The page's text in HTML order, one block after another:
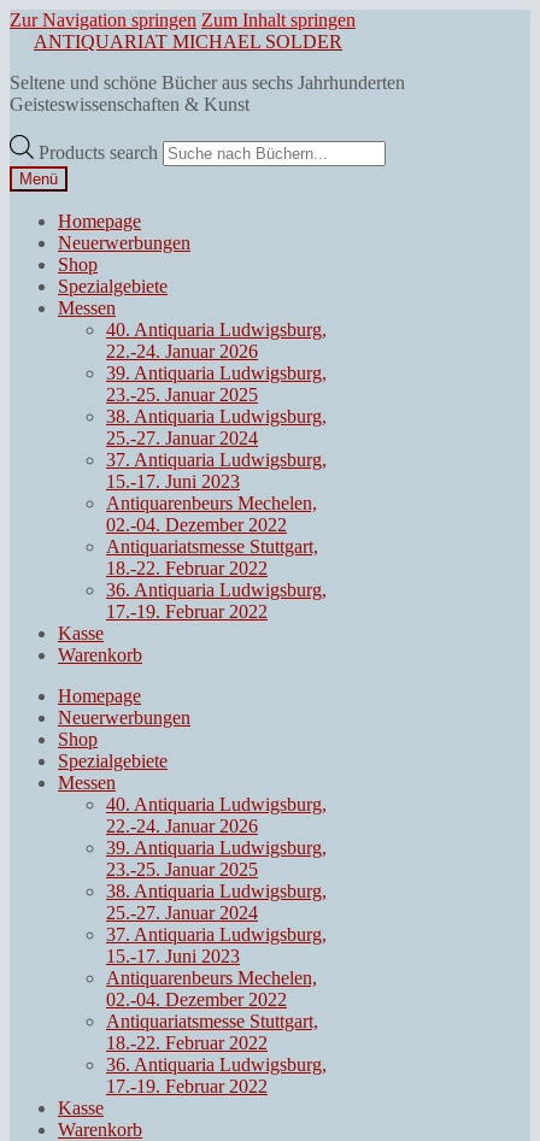
Zur Navigation springen Zum Inhalt springen
ANTIQUARIAT MICHAEL SOLDER
Seltene und schöne Bücher aus sechs Jahrhunderten
Geisteswissenschaften & Kunst
Products search
Menü
Homepage
Neuerwerbungen
Shop
Spezialgebiete
Messen
40. Antiquaria Ludwigsburg,
22.-24. Januar 2026
39. Antiquaria Ludwigsburg,
23.-25. Januar 2025
38. Antiquaria Ludwigsburg,
25.-27. Januar 2024
37. Antiquaria Ludwigsburg,
15.-17. Juni 2023
Antiquarenbeurs Mechelen,
02.-04. Dezember 2022
Antiquariatsmesse Stuttgart,
18.-22. Februar 2022
36. Antiquaria Ludwigsburg,
17.-19. Februar 2022
Kasse
Warenkorb
Homepage
Neuerwerbungen
Shop
Spezialgebiete
Messen
40. Antiquaria Ludwigsburg,
22.-24. Januar 2026
39. Antiquaria Ludwigsburg,
23.-25. Januar 2025
38. Antiquaria Ludwigsburg,
25.-27. Januar 2024
37. Antiquaria Ludwigsburg,
15.-17. Juni 2023
Antiquarenbeurs Mechelen,
02.-04. Dezember 2022
Antiquariatsmesse Stuttgart,
18.-22. Februar 2022
36. Antiquaria Ludwigsburg,
17.-19. Februar 2022
Kasse
Warenkorb